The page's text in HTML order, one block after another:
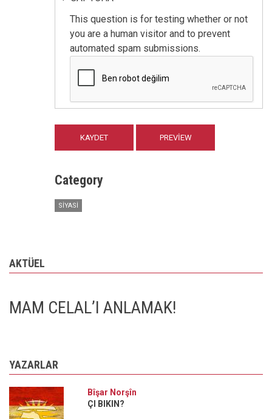
This question is for testing whether or not
you are a human visitor and to prevent
automated spam submissions.
Category
SIYASI
AKTÜEL
MAM CELAL’I ANLAMAK!
YAZARLAR
Bîşar Norşîn
ÇI BIKIN?